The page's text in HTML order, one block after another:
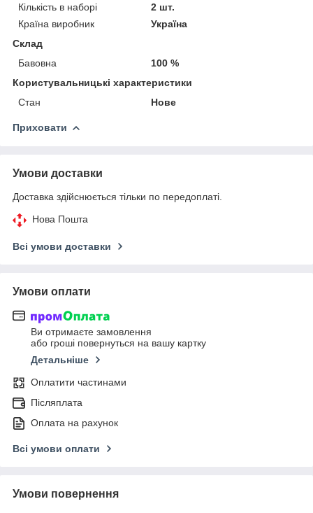
Кількість в наборі
2 шт.
Країна виробник
Україна
Склад
Бавовна
100 %
Користувальницькі характеристики
Стан
Нове
Приховати
Умови доставки
Доставка здійснюється тільки по передоплаті.
Нова Пошта
Всі умови доставки
Умови оплати
Ви отримаєте замовлення
або гроші повернуться на вашу картку
Детальніше
Оплатити частинами
Післяплата
Оплата на рахунок
Всі умови оплати
Умови повернення